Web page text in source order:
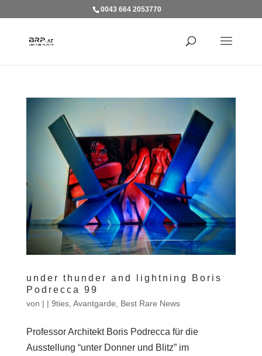
0043 664 2053770
under thunder and lightning Boris
Podrecca 99
von | | 9ties, Avantgarde Best Rare News
Professor Architekt Boris Podrecca für die
Ausstellung “unter Donner und Blitz” im